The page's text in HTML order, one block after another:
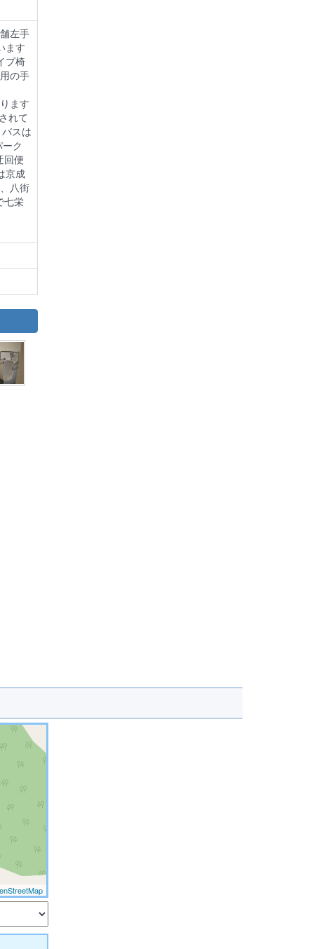
左手
ます
プ椅
の手
ます
れて
スは
ク
回便
京成
八街
七栄